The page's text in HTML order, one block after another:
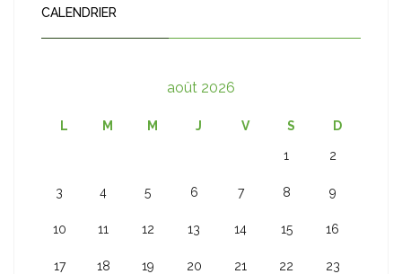
CALENDRIER
août 2026
L M M J V S D
1 2
3 4 5 6 7 8 9
10 11 12 13 14 15 16
17 18 19 20 21 22 23